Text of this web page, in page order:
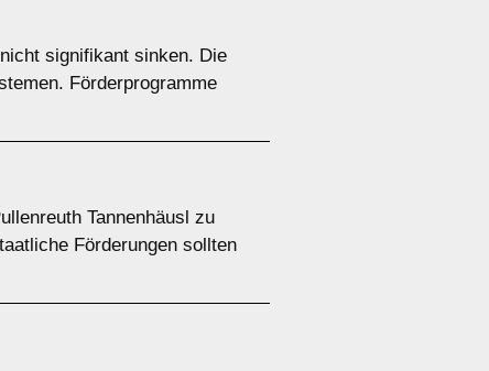
signifikant sinken. Die
Förderprogramme
Tannenhäusl zu
Förderungen sollten